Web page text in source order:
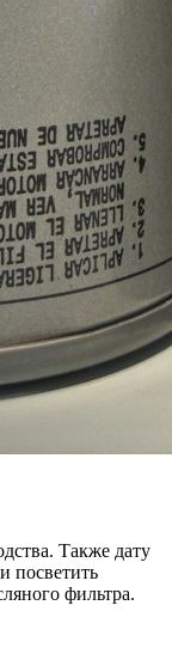
Также дату
посветить
фильтра.